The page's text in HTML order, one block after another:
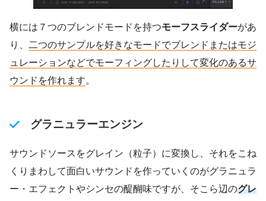
横には７つのブレンドモードを持つモーフスライダーがあ
り、
二つのサンプルを好きなモードでブレンドまたはモジ
ュレーションなどでモーフィングしたりして変化のあるサ
ウンドを作れます。
グラニュラーエンジン
サウンドソースをグレイン（粒子）に変換し、それをこね
くりまわして面白いサウンドを作っていくのがグラニュラ
ー・エフェクトやシンセの醍醐味ですが、そこら辺のグレ